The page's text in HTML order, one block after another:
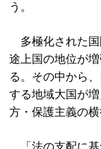
う。
多極化された国
途上国の地位が
る。その中から
する地域大国が
方・保護主義の
「法の支配に基